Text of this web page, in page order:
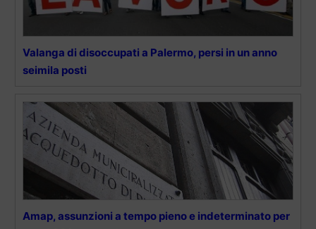
Valanga di disoccupati a Palermo, persi in un anno
seimila posti
Amap, assunzioni a tempo pieno e indeterminato per